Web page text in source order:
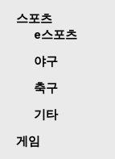
스포츠
e스포츠
야구
축구
기타
게임